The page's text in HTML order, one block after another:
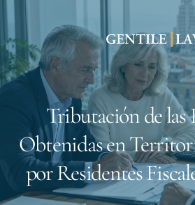
content
Tributación de las
Obtenidas en
por Residentes